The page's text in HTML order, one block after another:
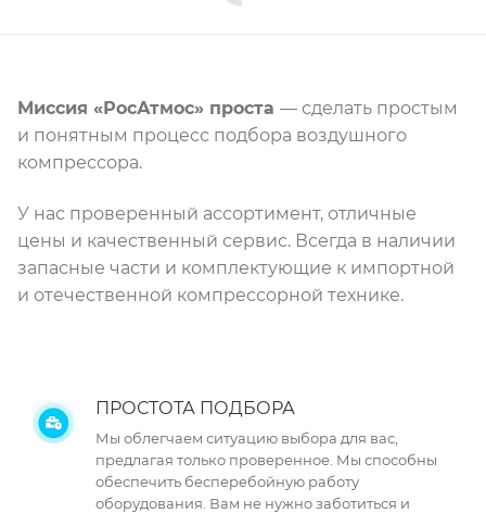
Миссия «РосАтмос» проста — сделать простым
и понятным процесс подбора воздушного
компрессора.
У нас проверенный ассортимент, отличные
цены и качественный сервис. Всегда в наличии
запасные части и комплектующие к импортной
и отечественной компрессорной технике.
ПРОСТОТА ПОДБОРА
Мы облегчаем ситуацию выбора для вас,
предлагая только проверенное. Мы способны
обеспечить бесперебойную работу
оборудования. Вам не нужно заботиться и